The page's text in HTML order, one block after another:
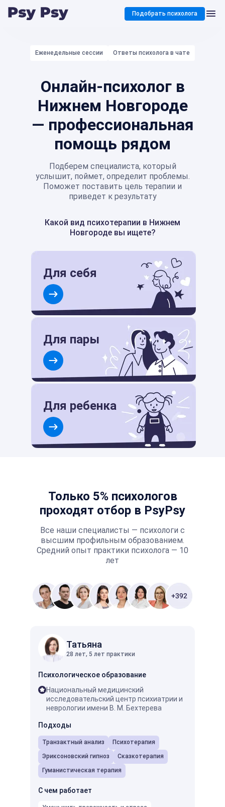
Подобрать психолога
Еженедельные сессии Ответы психолога в чате
Онлайн-психолог в
Нижнем Новгороде
— профессиональная
помощь рядом
Подберем специалиста, который
услышит, поймет, определит проблемы.
Поможет поставить цель терапии и
приведет к результату
Какой вид психотерапии в Нижнем
Новгороде вы ищете?
Для себя
Для пары
Для ребенка
Только 5% психологов
проходят отбор в PsyPsy
Все наши специалисты — психологи с
высшим профильным образованием.
Средний опыт практики психолога — 10
лет
Татьяна
28 лет, 5 лет практики
Психологическое образование
Национальный медицинский
исследовательский центр психиатрии и
неврологии имени В. М. Бехтерева
Подходы
Транзактный анализ
Психотерапия
Эриксоновский гипноз
Сказкотерапия
Гуманистическая терапия
С чем работает